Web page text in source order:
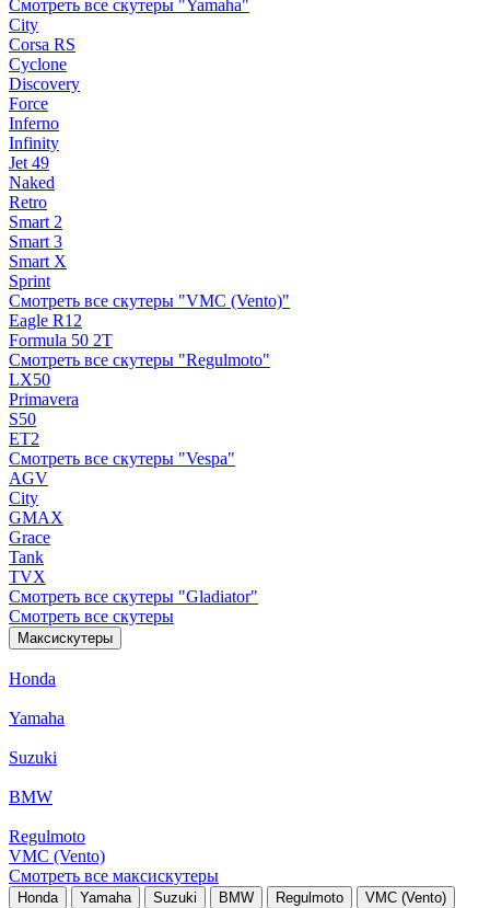
Смотреть все скутеры "Yamaha"
City
Corsa RS
Cyclone
Discovery
Force
Inferno
Infinity
Jet 49
Naked
Retro
Smart 2
Smart 3
Smart X
Sprint
Смотреть все скутеры "VMC (Vento)"
Eagle R12
Formula 50 2Т
Смотреть все скутеры "Regulmoto"
LX50
Primavera
S50
ET2
Смотреть все скутеры "Vespa"
AGV
City
GMAX
Grace
Tank
TVX
Смотреть все скутеры "Gladiator"
Смотреть все скутеры
Максискутеры
Honda
Yamaha
Suzuki
BMW
Regulmoto
VMC (Vento)
Смотреть все максискутеры
Honda Yamaha Suzuki BMW Regulmoto VMC (Vento)